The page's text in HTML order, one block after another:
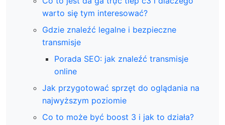
warto się tym interesować?
Gdzie znaleźć legalne i bezpieczne
transmisje
Porada SEO: jak znaleźć transmisje
online
Jak przygotować sprzęt do oglądania na
najwyższym poziomie
Co to może być boost 3 i jak to działa?